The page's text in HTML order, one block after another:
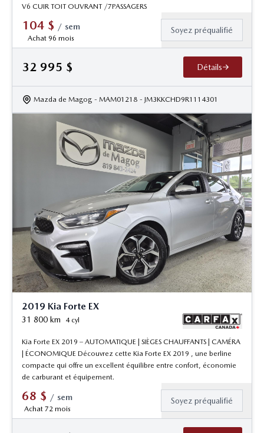
V6 CUIR TOIT OUVRANT /7PASSAGERS
104 $ / sem
Achat 96 mois
Soyez préqualifié
32 995 $ Détails
Mazda de Magog - MAM01218 - JM3KKCHD9R1114301
2019 Kia Forte EX
31 800 km 4 cyl
Kia Forte EX 2019 – AUTOMATIQUE | SIÈGES CHAUFFANTS | CAMÉRA
| ÉCONOMIQUE Découvrez cette Kia Forte EX 2019 , une berline
compacte qui offre un excellent équilibre entre confort, économie
de carburant et équipement.
68 $ / sem
Achat 72 mois
Soyez préqualifié